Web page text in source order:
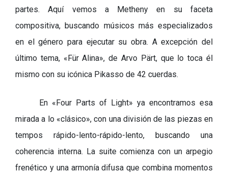
partes. Aquí vemos a Metheny en su faceta
compositiva, buscando músicos más especializados
en el género para ejecutar su obra. A excepción del
último tema, «Für Alina», de Arvo Pärt, que lo toca él
mismo con su icónica Pikasso de 42 cuerdas.
En «Four Parts of Light» ya encontramos esa
mirada a lo «clásico», con una división de las piezas en
tempos rápido-lento-rápido-lento, buscando una
coherencia interna. La suite comienza con un arpegio
frenético y una armonía difusa que combina momentos